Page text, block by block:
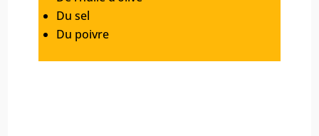
Du sel
Du poivre